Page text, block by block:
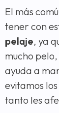
El más
tener con
pelaje, ya
mucho
ayuda a
evitamos
tanto les